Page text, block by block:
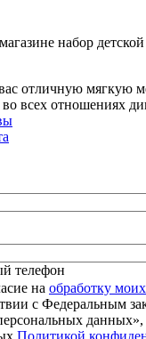
набор
отличную мягкую
всех отношениях
телефон
на обработку
с Федеральным
данных»,
Политикой